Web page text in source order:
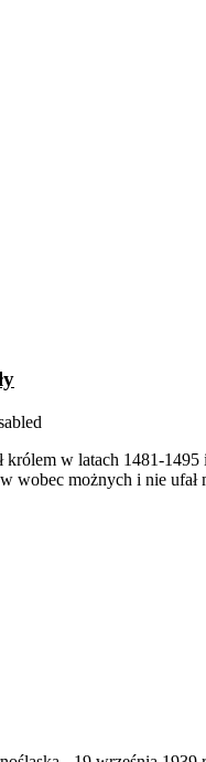
w latach 1481-
wobec możnych i nie